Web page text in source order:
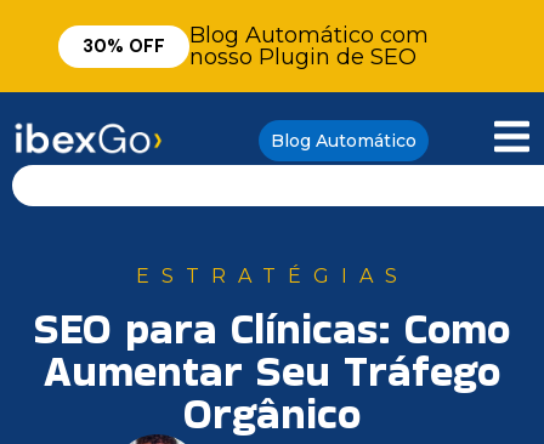
30% OFF
Blog Automático com
nosso Plugin de SEO
Blog Automático
ESTRATÉGIAS
SEO para Clínicas: Como
Aumentar Seu Tráfego
Orgânico